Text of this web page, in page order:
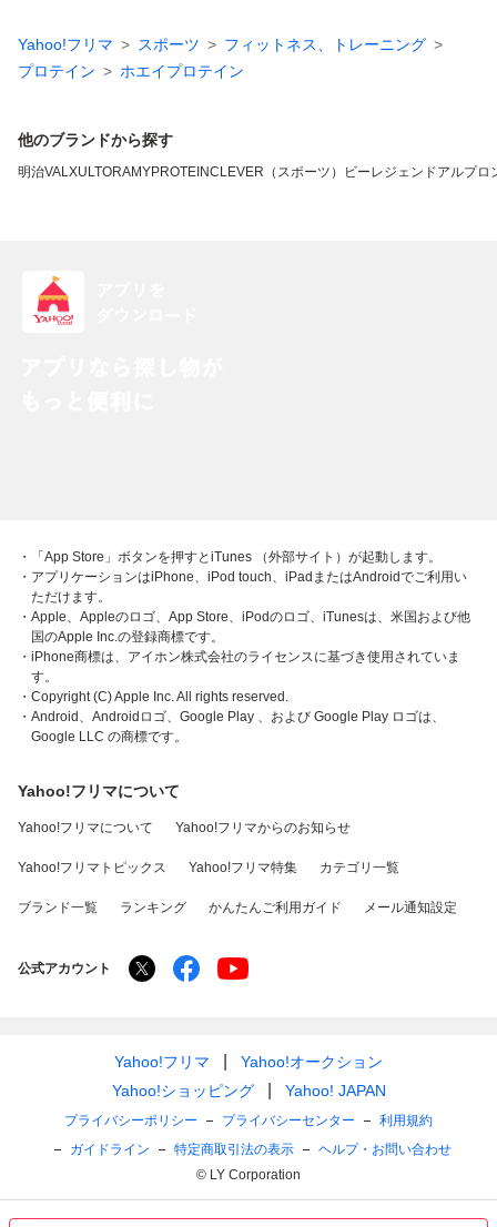
Yahoo!フリマ スポーツ
フィットネス、トレーニング
プロテイン
ホエイプロテイン
他のブランドから探す
明治VALXULTORAMYPROTEINCLEVER（スポーツ） ビーレジェンドアルプロ
・「App Store」ボタンを押すとiTunes （外部サイト）が起動します。
・アプリケーションはiPhone、iPod touch、iPadまたはAndroidでご利用い
ただけます。
・Apple、Appleのロゴ、App Store、iPodのロゴ、iTunesは、米国および他
国のApple Inc.の登録商標です。
・iPhone商標は、アイホン株式会社のライセンスに基づき使用されていま
す。
・Copyright (C) Apple Inc. All rights reserved.
・Android、Androidロゴ、Google Play 、および Google Play ロゴは、
Google LLC の商標です。
Yahoo!フリマについて
Yahoo!フリマについて Yahoo!フリマからのお知らせ
Yahoo!フリマトピックス Yahoo!フリマ特集 カテゴリ一覧
ブランド一覧 ランキング かんたんご利用ガイド メール通知設定
公式アカウント
Yahoo!フリマ
Yahoo!オークション
Yahoo!ショッピング
Yahoo! JAPAN
プライバシーポリシー プライバシーセンター
利用規約
ガイドライン
特定商取引法の表示
ヘルプ・お問い合わせ
© LY Corporation